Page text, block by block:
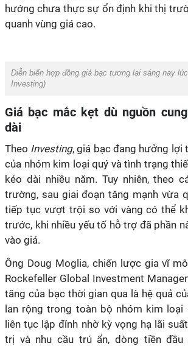
hướng chưa thực sự ổn định khi thị
quanh vùng giá cao.
Diễn biến hợp đồng giá bạc tương lai sáng nay
Investing)
Giá bạc mắc kẹt dù nguồn
dài
Theo Investing, giá bạc đang hưởng lợi
của nhóm kim loại quý và tình trạng
kéo dài nhiều năm. Tuy nhiên, theo
trường, sau giai đoạn tăng mạnh vừa
tiếp tục vượt trội so với vàng có thể
trước, khi nhiều yếu tố hỗ trợ đã phần
vào giá.
Ông Doug Moglia, chiến lược gia vĩ
Rockefeller Global Investment
tăng của bạc thời gian qua là hệ quả
lan rộng trong toàn bộ nhóm kim loại
liên tục lập đỉnh nhờ kỳ vọng hạ lãi
trị và nhu cầu trú ẩn, dòng tiền